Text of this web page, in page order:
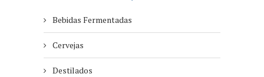
Bebidas Fermentadas
Cervejas
Destilados